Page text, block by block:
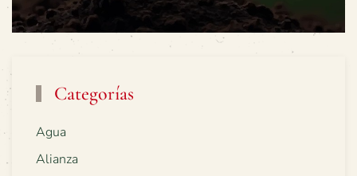
Categorías
Agua
Alianza